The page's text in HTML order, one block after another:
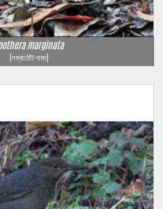
marginata
(লম্বাঠোঁট দামা)